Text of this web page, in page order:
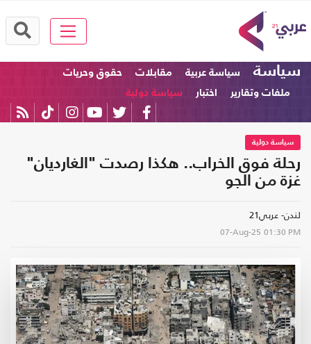
سياسة سياسة عربية مقابلات
حقوق وحريات
ملفات وتقارير
اختبار سياسة دولية
سياسة دولية
رحلة فوق الخراب.. هكذا رصدت "الغارديان"
غزة من الجو
لندن- عربي21
07-Aug-25 01:30 PM